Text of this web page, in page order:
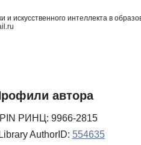
искусственного интеллекта в
автора
РИНЦ: 9966-2815
AuthorID: 554635